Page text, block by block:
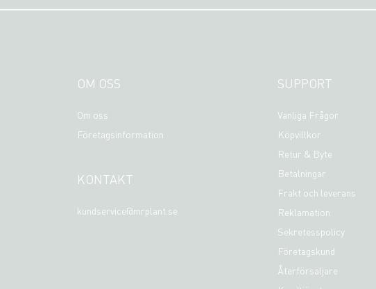
OM OSS
Om oss
Företagsinformation
KONTAKT
kundservice@mrplant.se
SUPPORT
Vanliga Frågor
Köpvillkor
Retur & Byte
Betalningar
Frakt och leverans
Reklamation
Sekretesspolicy
Företagskund
Återförsäljare